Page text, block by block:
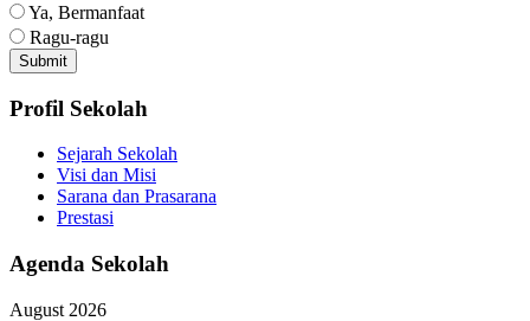
Ya, Bermanfaat
Ragu-ragu
Profil Sekolah
Sejarah Sekolah
Visi dan Misi
Sarana dan Prasarana
Prestasi
Agenda Sekolah
August 2026